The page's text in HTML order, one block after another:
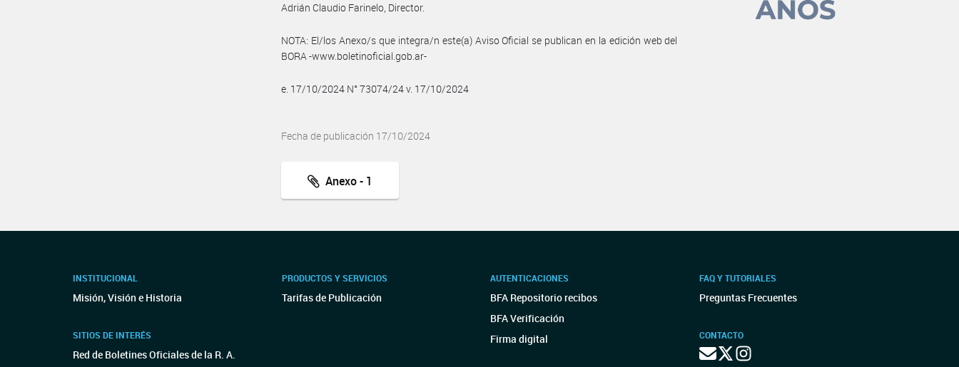
Adrián Claudio Farinelo, Director.
NOTA: El/los Anexo/s que integra/n este(a) Aviso Oficial se publican en la edición web del
BORA -www.boletinoficial.gob.ar-
e. 17/10/2024 N° 73074/24 v. 17/10/2024
Fecha de publicación 17/10/2024
Anexo - 1
INSTITUCIONAL
Misión, Visión e Historia
SITIOS DE INTERÉS
Red de Boletines Oficiales de la R. A.
PRODUCTOS Y SERVICIOS
Tarifas de Publicación
AUTENTICACIONES
BFA Repositorio recibos
BFA Verificación
Firma digital
FAQ Y TUTORIALES
Preguntas Frecuentes
CONTACTO